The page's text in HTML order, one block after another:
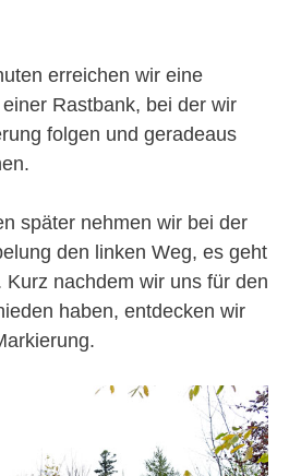
erreichen wir eine
Rastbank, bei der wir
folgen und geradeaus
später nehmen wir bei der
den linken Weg, es geht
Kurz nachdem wir uns für den
haben, entdecken wir